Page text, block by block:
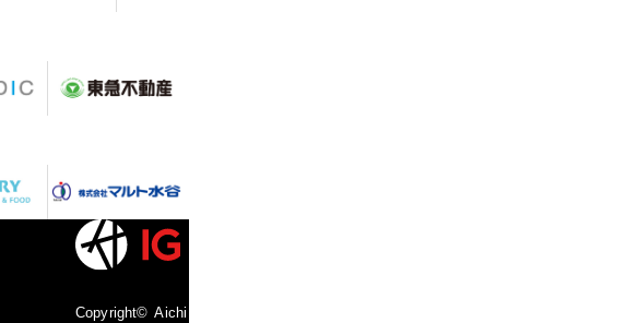
Copyright© Aichi International Arena Co., Ltd